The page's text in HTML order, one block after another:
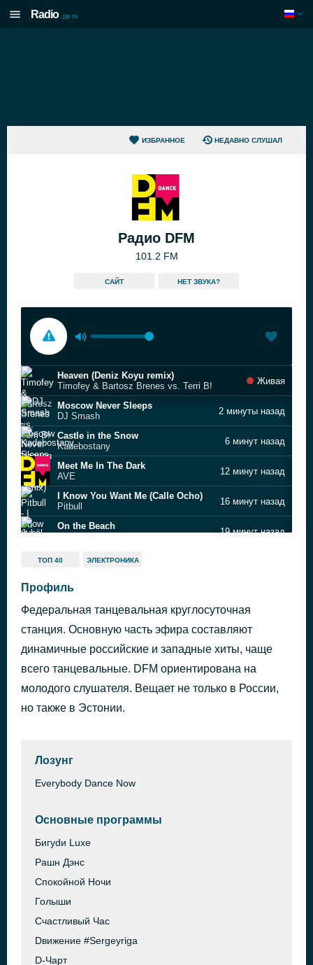
Radio .pp.ru
ИЗБРАННОЕ НЕДАВНО СЛУШАЛ
Радио DFM
101.2 FM
САЙТ HЕТ ЗВУКА?
Heaven (Deniz Koyu remix)
Timofey & Bartosz Brenes vs. Terri B!
Живая
Moscow Never Sleeps
DJ Smash
2 минуты назад
Castle in the Snow
Kadebostany
6 минут назад
Meet Me In The Dark
AVE
12 минут назад
I Know You Want Me (Calle Ocho)
Pitbull
16 минут назад
On the Beach
19 минут назад
I'll Be Waiting
Faded
Alan Walker
i like the way you kiss me
Artemas
37 минут назад
ТОП 40 ЭЛЕКТРОНИКА
Профиль
Федеральная танцевальная круглосуточная
станция. Основную часть эфира составляют
динамичные российские и западные хиты, чаще
всего танцевальные. DFM ориентирована на
молодого слушателя. Вещает не только в России,
но также в Эстонии.
Лозунг
Everybody Dance Now
Основные программы
Бигуdи Luxe
Рашн Дэнс
Спокойной Ночи
Голыши
Счастливый Час
Dвижение #Sergeyriga
D-Чарт